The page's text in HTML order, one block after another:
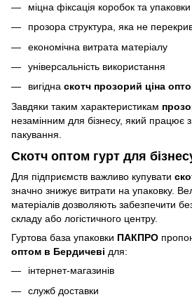
міцна фіксація коробок та упаковки
прозора структура, яка не
економічна витрата матеріалу
універсальність використання
вигідна скотч прозорий ціна
Завдяки таким характеристикам
незамінним для бізнесу, який працює
пакування.
Скотч оптом гурт для
Для підприємств важливо купувати
значно знижує витрати на упаковку.
матеріалів дозволяють забезпечити
складу або логістичного центру.
Гуртова база упаковки ПАКПРО
оптом в Бердичеві для:
інтернет-магазинів
служб доставки